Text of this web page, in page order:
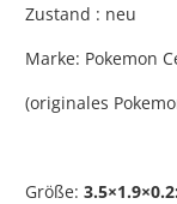
Zustand : neu
Marke: Pokemon
(originales
Größe: